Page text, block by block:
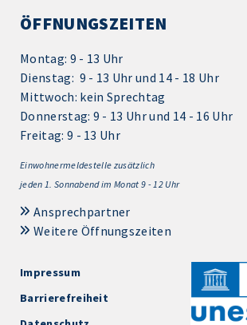
ÖFFNUNGSZEITEN
Montag: 9 - 13 Uhr
Dienstag: 9 - 13 Uhr und 14 - 18 Uhr
Mittwoch: kein Sprechtag
Donnerstag: 9 - 13 Uhr und 14 - 16 Uhr
Freitag: 9 - 13 Uhr
Einwohnermeldestelle zusätzlich
jeden 1. Sonnabend im Monat 9 - 12 Uhr
Ansprechpartner
Weitere Öffnungszeiten
Impressum
Barrierefreiheit